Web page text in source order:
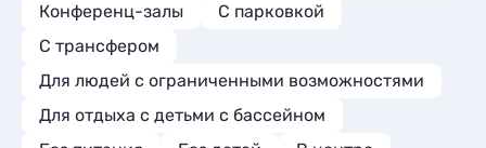
Конференц-залы
С парковкой
С трансфером
Для людей с ограниченными возможностями
Для отдыха с детьми с бассейном